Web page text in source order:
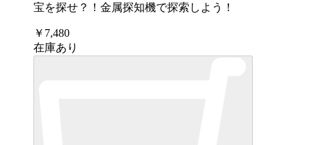
宝を探せ？！金属探知機で探索しよう！
￥7,480
在庫あり